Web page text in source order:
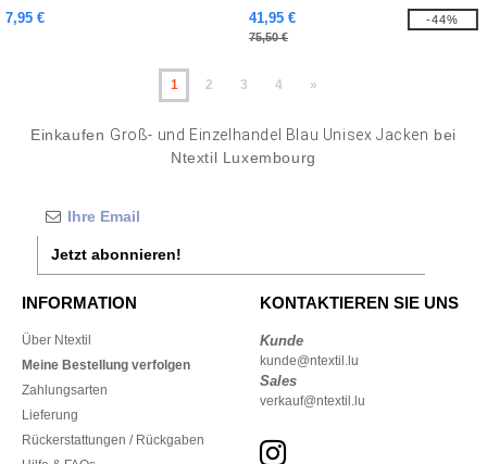
7,95 €
41,95 €
75,50 €
-44%
1 2 3 4 »
Einkaufen Groß- und Einzelhandel Blau Unisex Jacken bei
Ntextil Luxembourg
Jetzt abonnieren!
INFORMATION
Über Ntextil
Meine Bestellung verfolgen
Zahlungsarten
Lieferung
Rückerstattungen / Rückgaben
KONTAKTIEREN SIE UNS
Kunde
kunde@ntextil.lu
Sales
verkauf@ntextil.lu